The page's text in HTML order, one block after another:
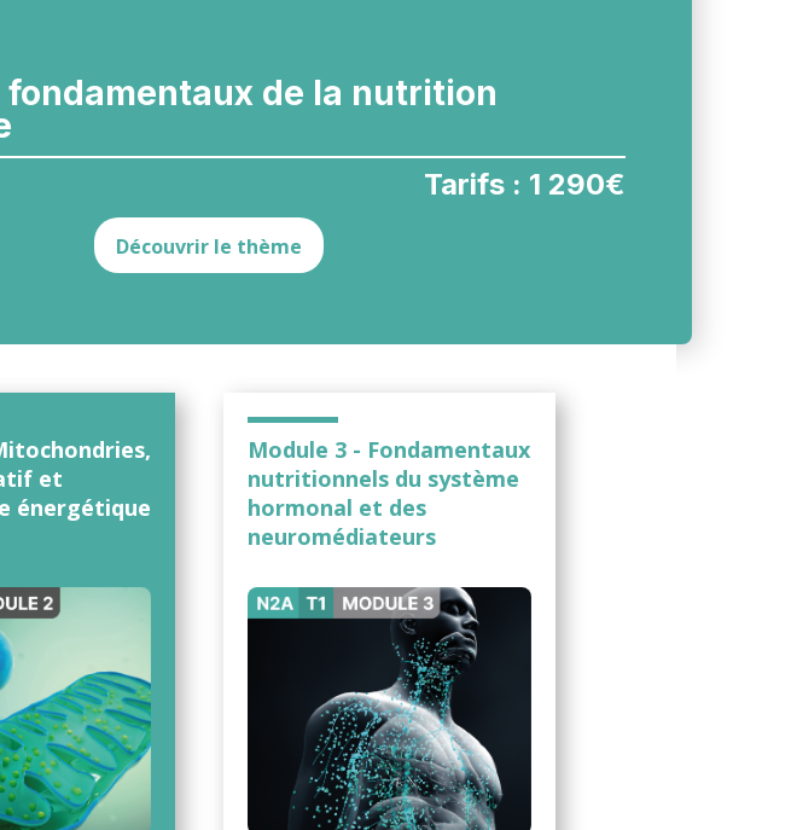
de la nutrition
Tarifs : 1 290€
Découvrir le thème
et
énergétique
Module 3 - Fondamentaux
nutritionnels du système
hormonal et des
neuromédiateurs